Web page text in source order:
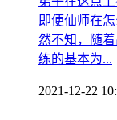
即便仙师在
然不知，随
练的基本为...
2021-12-22